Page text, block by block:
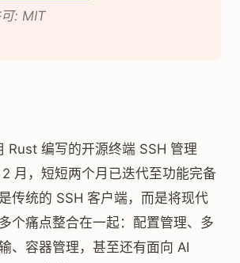
: MIT
Rust 编写的开源终端 SSH 管理
月，短短两个月已迭代至功能完备
传统的 SSH 客户端，而是将现代
个痛点整合在一起：配置管理、多
、容器管理，甚至还有面向 AI